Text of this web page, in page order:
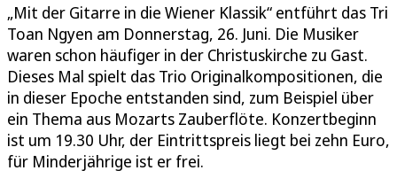
„Mit der Gitarre in die Wiener Klassik“ entführt das Tri
Toan Ngyen am Donnerstag, 26. Juni. Die Musiker
waren schon häufiger in der Christuskirche zu Gast.
Dieses Mal spielt das Trio Originalkompositionen, die
in dieser Epoche entstanden sind, zum Beispiel über
ein Thema aus Mozarts Zauberflöte. Konzertbeginn
ist um 19.30 Uhr, der Eintrittspreis liegt bei zehn Euro,
für Minderjährige ist er frei.